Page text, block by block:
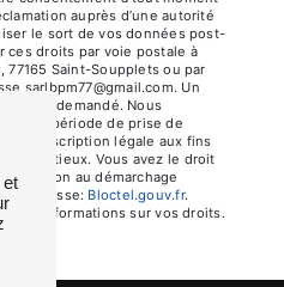
auprès d’une autorité
le sort de vos données post-
ces droits par voie postale à
77165 Saint-Soupplets ou par
sarlbpm77@gmail.com. Un
être demandé. Nous
la période de prise de
de prescription légale aux fins
contentieux. Vous avez le droit
au démarchage
adresse:
Bloctel.gouv.fr.
d’informations sur vos droits.